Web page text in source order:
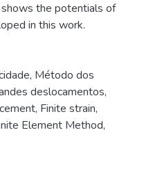
the potentials of
in this work.
, Método dos
deslocamentos,
, Finite strain,
Element Method,